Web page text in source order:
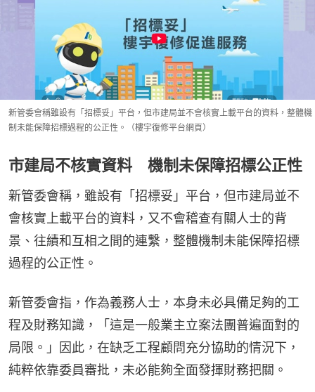
新管委會稱雖設有「招標妥」平台，但市建局並不會核實上載平台的資料，整體機
制未能保障招標過程的公正性。（樓宇復修平台網頁）
市建局不核實資料 機制未保障招標公正性
新管委會稱，雖設有「招標妥」平台，但市建局並不
會核實上載平台的資料，又不會稽查有關⼈⼠的背
景、往績和互相之間的連繫，整體機制未能保障招標
過程的公正性。
新管委會指，作為義務人士，本身未必具備⾜夠的⼯
程及財務知識，「這是⼀般業主⽴案法團普遍⾯對的
局限。」因此，在缺乏⼯程顧問充分協助的情況下，
純粹依靠委員審批，未必能夠全⾯發揮財務把關。